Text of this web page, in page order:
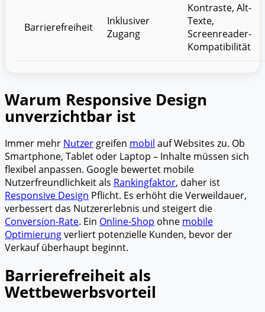
Barrierefreiheit
Inklusiver
Zugang
Kontraste, Alt-
Texte,
Screenreader-
Kompatibilität
Warum Responsive Design
unverzichtbar ist
Immer mehr Nutzer greifen mobil auf Websites zu. Ob
Smartphone, Tablet oder Laptop – Inhalte müssen sich
flexibel anpassen. Google bewertet mobile
Nutzerfreundlichkeit als Rankingfaktor, daher ist
Responsive Design Pflicht. Es erhöht die Verweildauer,
verbessert das Nutzererlebnis und steigert die
Conversion-Rate. Ein Online-Shop ohne mobile
Optimierungverliert potenzielle Kunden, bevor der
Verkauf überhaupt beginnt.
Barrierefreiheit als
Wettbewerbsvorteil